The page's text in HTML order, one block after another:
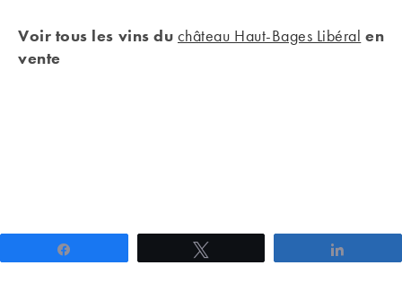
Voir tous les vins du château Haut-Bages Libéral en
vente